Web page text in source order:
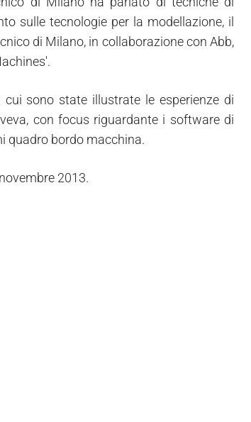
sulle tecnologie per la modellazione, il
di Milano, in collaborazione con Abb,
sono state illustrate le esperienze di
con focus riguardante i software di
quadro bordo macchina.
2013.